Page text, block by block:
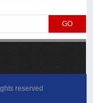
GO
reserved